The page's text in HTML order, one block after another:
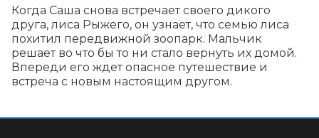
Когда Саша снова встречает своего дикого
друга, лиса Рыжего, он узнает, что семью лиса
похитил передвижной зоопарк. Мальчик
решает во что бы то ни стало вернуть их домой.
Впереди его ждет опасное путешествие и
встреча с новым настоящим другом.